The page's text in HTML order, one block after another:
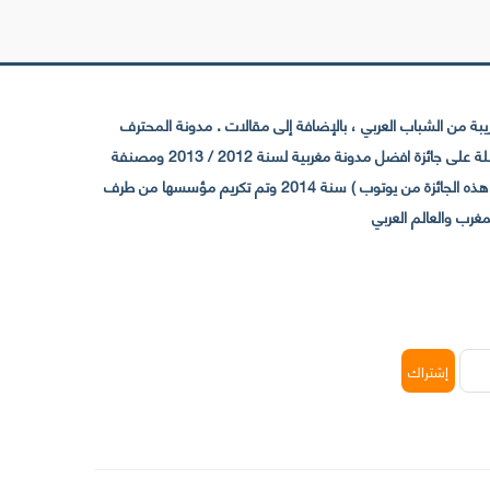
الشباب العربي ، بالإضافة إلى مقالات . مدونة المحترف
تأسست سنة 2009 حيث تستقطب الآن عدد كبير من الزوار من كافة ربوع الوطن العربي ، حيث ان مقرها الرئيسي بالمغرب و مديرها امين رغيب ،حاصلة على جائزة افضل مدونة مغربية لسنة 2012 / 2013 ومصنفة
ضمن افضل 10 مدونات عربية حسب المركز الدولي للصحفيين ICFJ سنة 2013 وحاصلة على الجائزة الفضية من يوتوب (اول قناة مغربية تحصل على هذه الجائزة من يوتوب ) سنة 2014 وتم تكريم مؤسسها من طرف